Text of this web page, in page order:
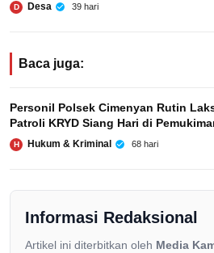
D Desa 39 hari
Baca juga:
Personil Polsek Cimenyan Rutin
Patroli KRYD Siang Hari di
H Hukum & Kriminal 68 hari
Informasi Redaksional
Artikel ini diterbitkan oleh Media